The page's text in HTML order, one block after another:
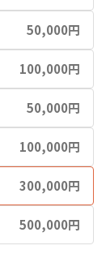
50,000円
100,000円
50,000円
100,000円
300,000円
500,000円